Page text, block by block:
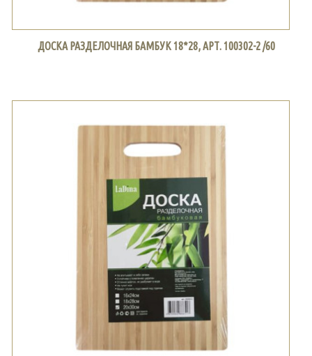
ДОСКА РАЗДЕЛОЧНАЯ БАМБУК 18*28, АРТ. 100302-2 /60